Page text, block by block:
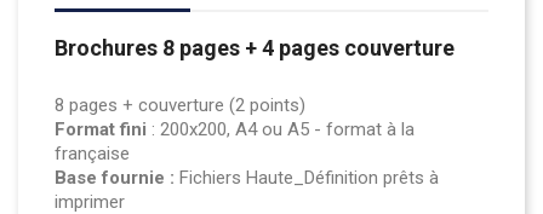
Brochures 8 pages + 4 pages couverture
8 pages + couverture (2 points)
Format fini : 200x200, A4 ou A5 - format à la
française
Base fournie : Fichiers Haute_Définition prêts à
imprimer